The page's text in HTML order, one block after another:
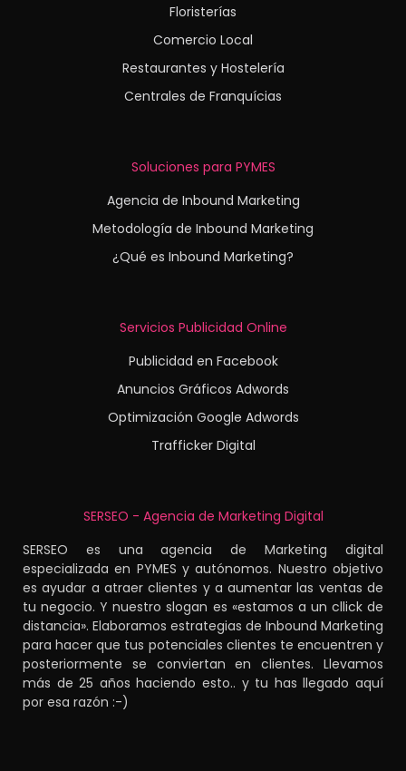
Floristerías
Comercio Local
Restaurantes y Hostelería
Centrales de Franquícias
Soluciones para PYMES
Agencia de Inbound Marketing
Metodología de Inbound Marketing
¿Qué es Inbound Marketing?
Servicios Publicidad Online
Publicidad en Facebook
Anuncios Gráficos Adwords
Optimización Google Adwords
Trafficker Digital
SERSEO - Agencia de Marketing Digital
SERSEO es una agencia de Marketing digital
especializada en PYMES y autónomos. Nuestro objetivo
es ayudar a atraer clientes y a aumentar las ventas de
tu negocio. Y nuestro slogan es «estamos a un cllick de
distancia». Elaboramos estrategias de Inbound Marketing
para hacer que tus potenciales clientes te encuentren y
posteriormente se conviertan en clientes. Llevamos
más de 25 años haciendo esto.. y tu has llegado aquí
por esa razón :-)